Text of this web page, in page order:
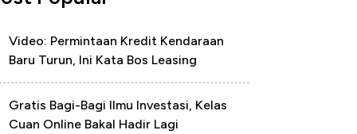
Video: Permintaan Kredit Kendaraan
Baru Turun, Ini Kata Bos Leasing
Gratis Bagi-Bagi Ilmu Investasi, Kelas
Cuan Online Bakal Hadir Lagi